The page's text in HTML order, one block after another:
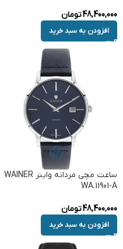
48,400,000تومان
افزودن به سبد خرید
ساعت مچی مردانه واینر WAINER
WA.11901-A
48,400,000تومان
افزودن به سبد خرید